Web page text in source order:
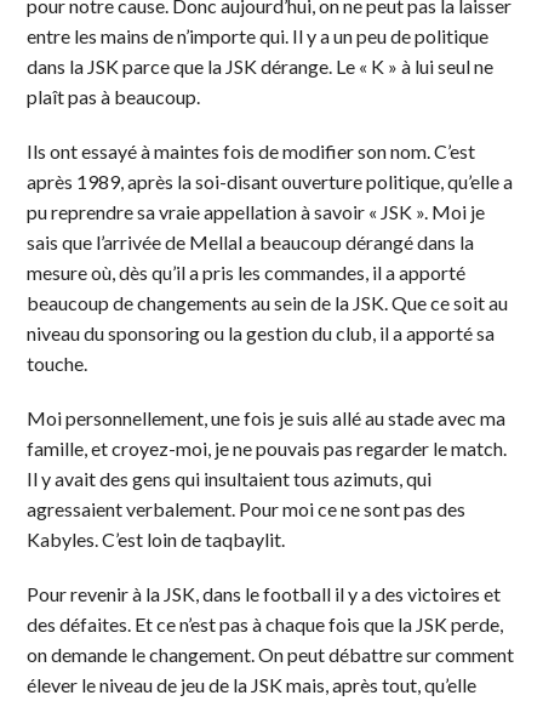
pour notre cause. Donc aujourd’hui, on ne peut pas la laisser
entre les mains de n’importe qui. Il y a un peu de politique
dans la JSK parce que la JSK dérange. Le « K » à lui seul ne
plaît pas à beaucoup.
Ils ont essayé à maintes fois de modifier son nom. C’est
après 1989, après la soi-disant ouverture politique, qu’elle a
pu reprendre sa vraie appellation à savoir « JSK ». Moi je
sais que l’arrivée de Mellal a beaucoup dérangé dans la
mesure où, dès qu’il a pris les commandes, il a apporté
beaucoup de changements au sein de la JSK. Que ce soit au
niveau du sponsoring ou la gestion du club, il a apporté sa
touche.
Moi personnellement, une fois je suis allé au stade avec ma
famille, et croyez-moi, je ne pouvais pas regarder le match.
Il y avait des gens qui insultaient tous azimuts, qui
agressaient verbalement. Pour moi ce ne sont pas des
Kabyles. C’est loin de taqbaylit.
Pour revenir à la JSK, dans le football il y a des victoires et
des défaites. Et ce n’est pas à chaque fois que la JSK perde,
on demande le changement. On peut débattre sur comment
élever le niveau de jeu de la JSK mais, après tout, qu’elle